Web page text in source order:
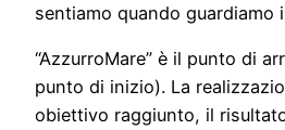
sentiamo quando guardiamo
“AzzurroMare” è il punto di
punto di inizio). La
obiettivo raggiunto, il